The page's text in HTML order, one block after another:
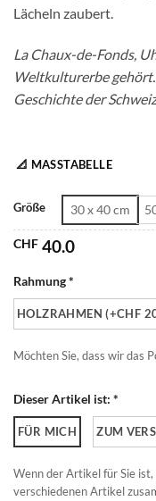
Lächeln zaubert.
La Chaux-de-Fonds,
Weltkulturerbe
Geschichte der
📐 MASSTABELLE
Größe 30 x 40 cm
CHF 40.0
Rahmung *
HOLZRAHMEN (+CHF
Möchten Sie, dass wir das
Dieser Artikel ist: *
FÜR MICH ZUM
Wenn der Artikel für Sie
verschiedenen Artikel